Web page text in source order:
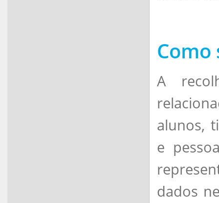
Como
A
alunos,
e
dados